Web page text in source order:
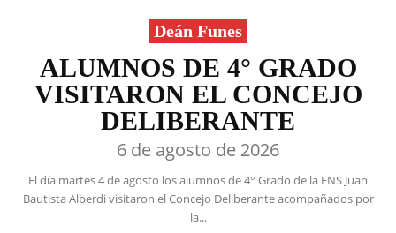
Deán Funes
ALUMNOS DE 4° GRADO
VISITARON EL CONCEJO
DELIBERANTE
6 de agosto de 2026
El día martes 4 de agosto los alumnos de 4° Grado de la ENS Juan
Bautista Alberdi visitaron el Concejo Deliberante acompañados por
la...